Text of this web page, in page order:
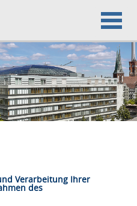
Verarbeitung Ihrer
des